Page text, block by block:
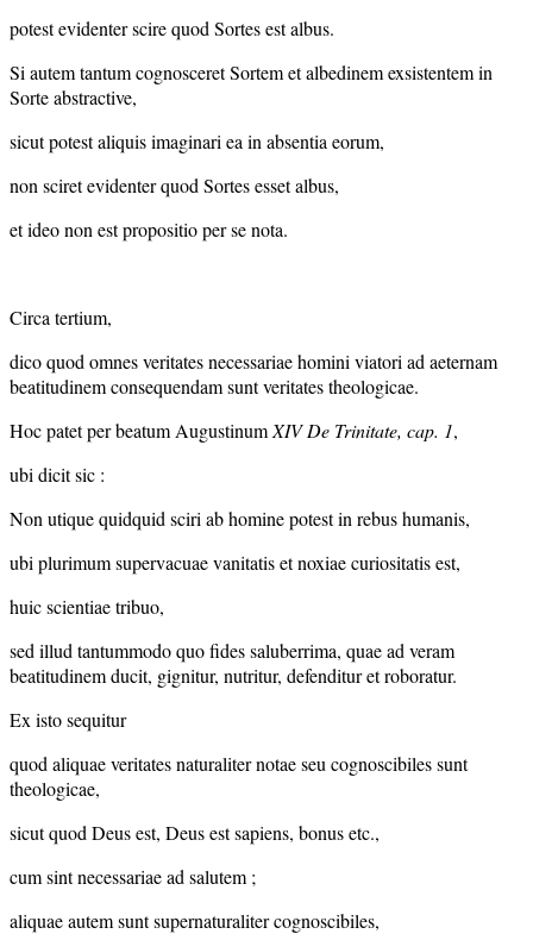
potest evidenter scire quod Sortes est albus.
Si autem tantum cognosceret Sortem et albedinem exsistentem in
Sorte abstractive,
sicut potest aliquis imaginari ea in absentia eorum,
non sciret evidenter quod Sortes esset albus,
et ideo non est propositio per se nota.
Circa tertium,
dico quod omnes veritates necessariae homini viatori ad aeternam
beatitudinem consequendam sunt veritates theologicae.
Hoc patet per beatum Augustinum XIV De Trinitate, cap. 1,
ubi dicit sic :
Non utique quidquid sciri ab homine potest in rebus humanis,
ubi plurimum supervacuae vanitatis et noxiae curiositatis est,
huic scientiae tribuo,
sed illud tantummodo quo fides saluberrima, quae ad veram
beatitudinem ducit, gignitur, nutritur, defenditur et roboratur.
Ex isto sequitur
quod aliquae veritates naturaliter notae seu cognoscibiles sunt
theologicae,
sicut quod Deus est, Deus est sapiens, bonus etc.,
cum sint necessariae ad salutem ;
aliquae autem sunt supernaturaliter cognoscibiles,